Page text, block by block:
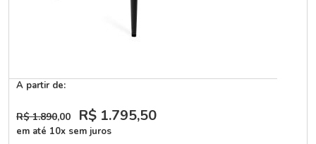
A partir de:
R$ 1.890,00 R$ 1.795,50
em até 10x sem juros